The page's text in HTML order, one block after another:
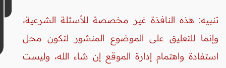
تنبيه: هذه النافذة غير مخصصة للأسئلة الشرعية،
وإنما للتعليق على الموضوع المنشور لتكون محل
استفادة واهتمام إدارة الموقع إن شاء الله، وليست